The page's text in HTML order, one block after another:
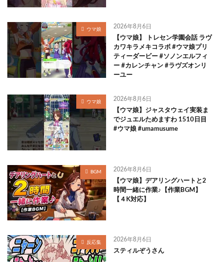
ウマ娘 2026年8月6日
【ウマ娘】 トレセン学園会話 ラヴ
カワキラメキコラボ #ウマ娘プリ
ティーダービー #ソノンエルフィ
ー #カレンチャン #ラヴズオンリ
ーユー
ウマ娘 2026年8月6日
【ウマ娘】ジャスタウェイ実装ま
でジュエルためますわ 1510日目
#ウマ娘 #umamusume
BGM 2026年8月6日
【ウマ娘】デアリングハートと2
時間一緒に作業♪【作業BGM】
【４K対応】
反応集 2026年8月6日
スティルぞうさん